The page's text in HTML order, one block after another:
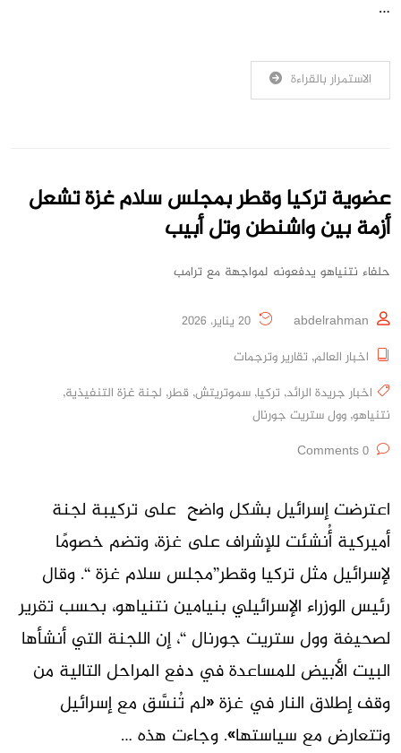
…
الاستمرار بالقراءة
عضوية تركيا وقطر بمجلس سلام غزة تشعل
أزمة بين واشنطن وتل أبيب
حلفاء نتنياهو يدفعونه لمواجهة مع ترامب
abdelrahman
اخبار العالم, تقارير وترجمات
اخبار جريدة الرائد, تركيا, سموتريتش, قطر, لجنة غزة التنفيذية,
نتنياهو, وول ستريت جورنال
اعترضت إسرائيل بشكل واضح على تركيبة لجنة
أميركية أُنشئت للإشراف على غزة، وتضم خصومًا
لإسرائيل مثل تركيا وقطر”مجلس سلام غزة “. وقال
رئيس الوزراء الإسرائيلي بنيامين نتنياهو، بحسب تقرير
لصحيفة وول ستريت جورنال “، إن اللجنة التي أنشأها
البيت الأبيض للمساعدة في دفع المراحل التالية من
وقف إطلاق النار في غزة «لم تُنسَّق مع إسرائيل
وتتعارض مع سياستها». وجاءت هذه …